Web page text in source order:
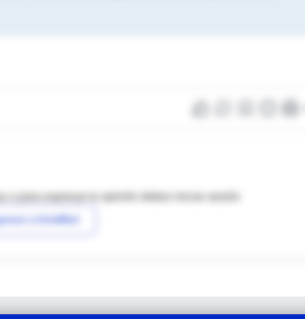
o para expresar tu opinión debes iniciar sesión
a IntraMed